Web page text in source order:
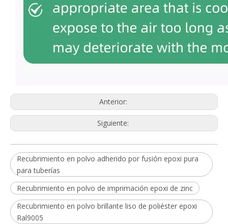
Anterior:
Siguiente:
Recubrimiento en polvo adherido por fusión epoxi pura
para tuberías
Recubrimiento en polvo de imprimación epoxi de zinc
Recubrimiento en polvo brillante liso de poliéster epoxi
Ral9005